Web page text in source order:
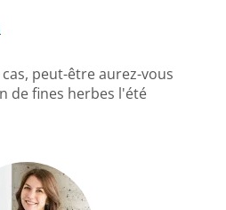
peut-être aurez-vous
de fines herbes l'été